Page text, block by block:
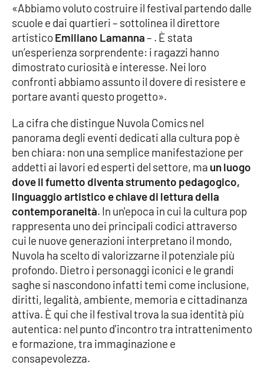
STREAMING
LaC TV
LaC Network
LaC OnAir
EDIZIONI
LOCALI
Catanzaro
Crotone
Vibo Valentia
Reggio Calabria
Cosenza
Lamezia Terme
«Abbiamo voluto costruire il festival partendo dalle
scuole e dai quartieri – sottolinea il direttore
artisticoEmiliano Lamanna– . È stata
un’esperienza sorprendente: i ragazzi hanno
dimostrato curiosità e interesse. Nei loro
confronti abbiamo assunto il dovere di resistere e
portare avanti questo progetto».
La cifra che distingue Nuvola Comics nel
panorama degli eventi dedicati alla cultura pop è
ben chiara: non una semplice manifestazione per
addetti ai lavori ed esperti del settore, ma un luogo
dove il fumetto diventa strumento pedagogico,
linguaggio artistico e chiave di lettura della
contemporaneità. In un'epoca in cui la cultura pop
rappresenta uno dei principali codici attraverso
cui le nuove generazioni interpretano il mondo,
Nuvola ha scelto di valorizzarne il potenziale più
profondo. Dietro i personaggi iconici e le grandi
saghe si nascondono infatti temi come inclusione,
diritti, legalità, ambiente, memoria e cittadinanza
attiva. È qui che il festival trova la sua identità più
autentica: nel punto d'incontro tra intrattenimento
e formazione, tra immaginazione e
consapevolezza.